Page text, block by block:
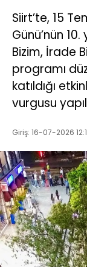
Siirt’te, 15
Günü’nün
Bizim, İrade
programı
katıldığı
vurgusu
Giriş: 16-07-2026